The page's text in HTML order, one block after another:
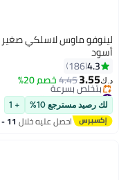
أسود
4.3
186
د.ك‏3.55
4.45خصم 20%
#50 في ماوس الكمبيوتر
أقل سعر في 7 يوم
بتخلّص بسرعة
#50 في ماوس الكمبيوتر
لك رصيد مسترجع 10% + 1
احصل عليه خلال